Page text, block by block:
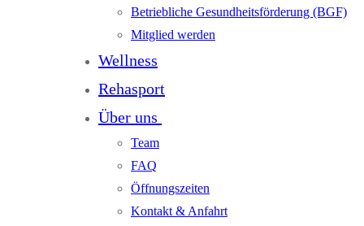
Betriebliche Gesundheitsförderung (BGF)
Mitglied werden
Wellness
Rehasport
Über uns
Team
FAQ
Öffnungszeiten
Kontakt & Anfahrt